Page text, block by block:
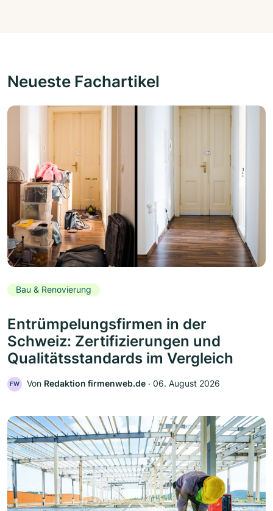
Neueste Fachartikel
Bau & Renovierung
Entrümpelungsfirmen in der
Schweiz: Zertifizierungen und
Qualitätsstandards im Vergleich
FW Von Redaktion firmenweb.de ‧ 06. August 2026